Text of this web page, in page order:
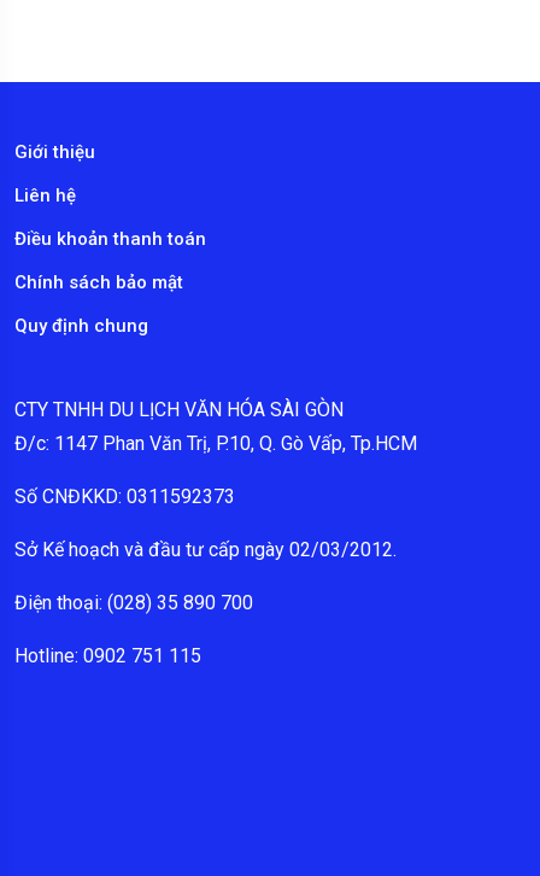
Giới thiệu
Liên hệ
Điều khoản thanh toán
Chính sách bảo mật
Quy định chung
CTY TNHH DU LỊCH VĂN HÓA SÀI GÒN
Đ/c: 1147 Phan Văn Trị, P.10, Q. Gò Vấp, Tp.HCM
Số CNĐKKD: 0311592373
Sở Kế hoạch và đầu tư cấp ngày 02/03/2012.
Điện thoại: (028) 35 890 700
Hotline: 0902 751 115